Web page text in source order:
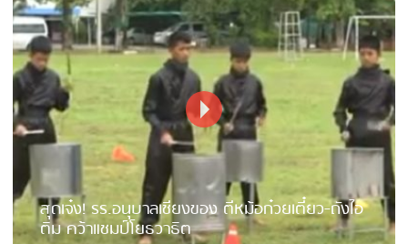
สุดเจ๋ง! รร.อนุบาลเชียงของ ตีหม้อก๋วยเตี๋ยว-ถังไอ
ติม คว้าแชมป์โยธวาธิต